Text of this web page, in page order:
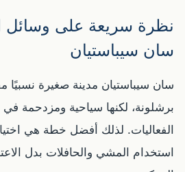
نظرة سريعة على وسائل
سان سيباستيان
سان سيباستيان مدينة صغيرة نسبيًا
برشلونة، لكنها سياحية ومزدحمة
الفعاليات. لذلك أفضل خطة هي
استخدام المشي والحافلات بدل